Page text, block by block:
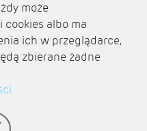
może
albo ma
ich w przeglądarce,
zbierane żadne